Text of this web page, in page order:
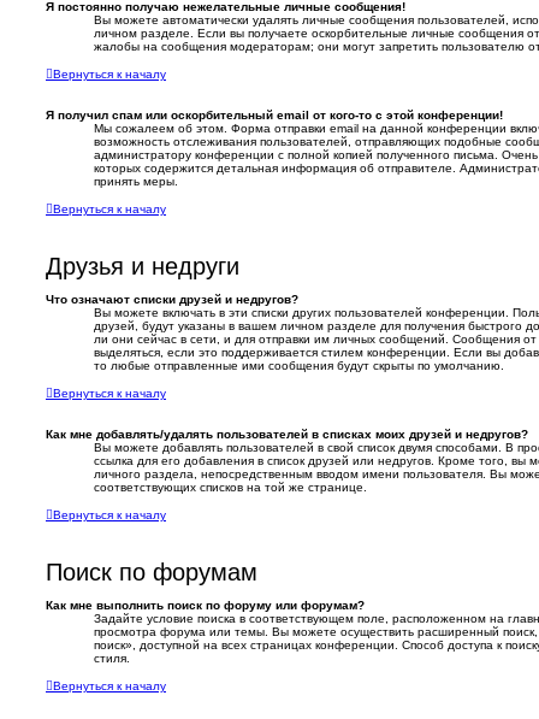
Я постоянно получаю нежелательные личные сообщения!
Вы можете автоматически удалять личные сообщения пользователей,
личном разделе. Если вы получаете оскорбительные личные сообщения от
жалобы на сообщения модераторам; они могут запретить пользователю
Вернуться к началу
Я получил спам или оскорбительный email от кого-то с этой конференции!
Мы сожалеем об этом. Форма отправки email на данной конференции
возможность отслеживания пользователей, отправляющих подобные
администратору конференции с полной копией полученного письма.
которых содержится детальная информация об отправителе.
принять меры.
Вернуться к началу
Друзья и недруги
Что означают списки друзей и недругов?
Вы можете включать в эти списки других пользователей конференции.
друзей, будут указаны в вашем личном разделе для получения быстрого
ли они сейчас в сети, и для отправки им личных сообщений. Сообщения от
выделяться, если это поддерживается стилем конференции. Если вы
то любые отправленные ими сообщения будут скрыты по умолчанию.
Вернуться к началу
Как мне добавлять/удалять пользователей в списках моих друзей и недругов?
Вы можете добавлять пользователей в свой список двумя способами. В
ссылка для его добавления в список друзей или недругов. Кроме того, вы
личного раздела, непосредственным вводом имени пользователя. Вы
соответствующих списков на той же странице.
Вернуться к началу
Поиск по форумам
Как мне выполнить поиск по форуму или форумам?
Задайте условие поиска в соответствующем поле, расположенном на
просмотра форума или темы. Вы можете осуществить расширенный
поиск», доступной на всех страницах конференции. Способ доступа к
стиля.
Вернуться к началу